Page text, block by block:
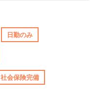
日勤のみ
社会保険完備